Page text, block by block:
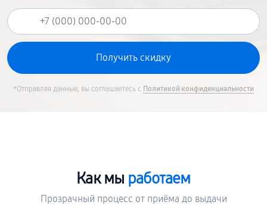
*Отправляя данные, вы соглашаетесь с Политикой конфиденциальности
Как мы работаем
Прозрачный процесс от приёма до выдачи